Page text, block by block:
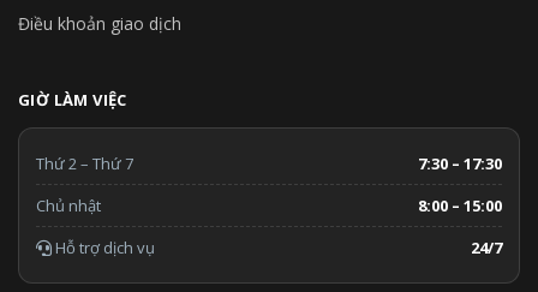
Điều khoản giao dịch
GIỜ LÀM VIỆC
Thứ 2 – Thứ 7
7:30 – 17:30
Chủ nhật
8:00 – 15:00
Hỗ trợ dịch vụ
24/7